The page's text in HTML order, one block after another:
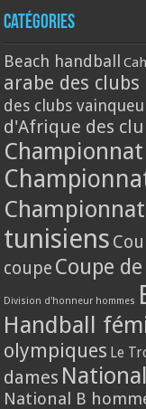
Catégories
Beach handball
arabe des
des clubs
d'Afrique des
tunisiens
coupe Coupe
Division d'honneur hommes
Handball
olympiques Le
dames
National B